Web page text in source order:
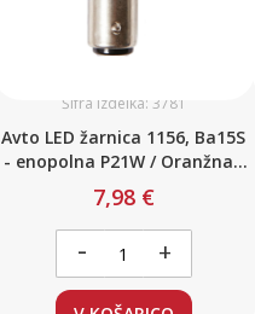
Šifra izdelka: 3781
Avto LED žarnica 1156, Ba15S
- enopolna P21W / Oranžna /
21 LED / 4,5W / 10-30V
7,98 €
- +